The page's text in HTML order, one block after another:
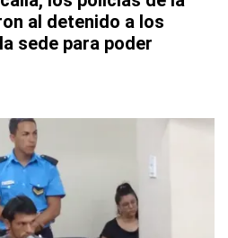
al detenido a los
sede para poder